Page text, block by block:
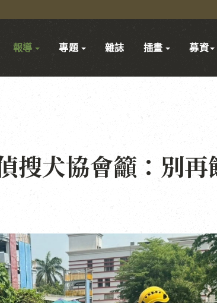
報導 專題 雜誌 插畫 募資
搜犬協會籲：別再